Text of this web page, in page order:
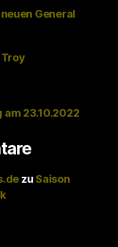
General
23.10.2022
zu Saison